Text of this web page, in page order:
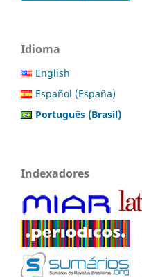
Idioma
English
Español (España)
Português (Brasil)
Indexadores